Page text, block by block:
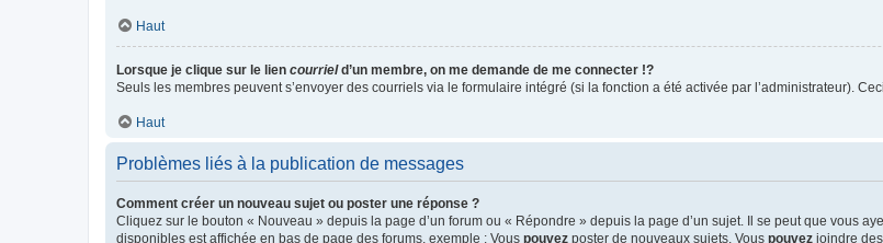
Haut
Lorsque je clique sur le lien courrield’un membre, on me demande de me connecter !?
Seuls les membres peuvent s’envoyer des courriels via le formulaire intégré (si la fonction a été activée par l’administrateur).
Haut
Problèmes liés à la publication de messages
Comment créer un nouveau sujet ou poster une réponse ?
Cliquez sur le bouton « Nouveau » depuis la page d’un forum ou « Répondre » depuis la page d’un sujet. Il se peut que vous
disponibles est affichée en bas de page des forums, exemple : Vous pouvez poster de nouveaux sujets, Vous pouvez joindre